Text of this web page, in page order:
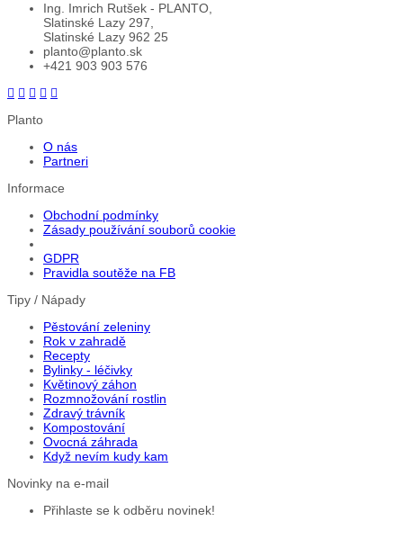
Ing. Imrich Rutšek - PLANTO,
Slatinské Lazy 297,
Slatinské Lazy 962 25
planto@planto.sk
+421 903 903 576
Planto
O nás
Partneri
Informace
Obchodní podmínky
Zásady používání souborů cookie
GDPR
Pravidla soutěže na FB
Tipy / Nápady
Pěstování zeleniny
Rok v zahradě
Recepty
Bylinky - léčivky
Květinový záhon
Rozmnožování rostlin
Zdravý trávník
Kompostování
Ovocná záhrada
Když nevím kudy kam
Novinky na e-mail
Přihlaste se k odběru novinek!